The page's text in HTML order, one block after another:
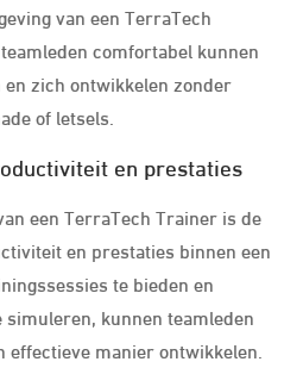
van een TerraTech
comfortabel kunnen
zich ontwikkelen zonder
of letsels.
en prestaties
een TerraTech Trainer is de
en prestaties binnen een
te bieden en
simuleren, kunnen teamleden
effectieve manier ontwikkelen.